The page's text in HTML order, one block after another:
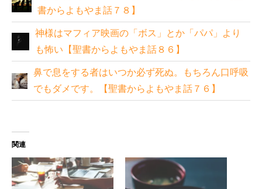
書からよもやま話７８】
神様はマフィア映画の「ボス」とか「パパ」より
も怖い【聖書からよもやま話８６】
鼻で息をする者はいつか必ず死ぬ。もちろん口呼吸
でもダメです。【聖書からよもやま話７６】
関連